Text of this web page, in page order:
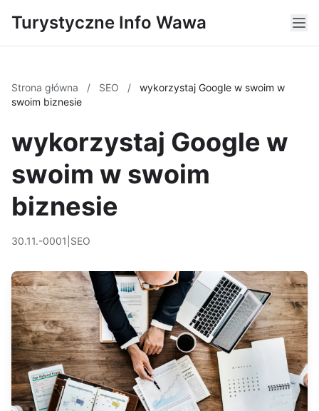
Turystyczne Info Wawa
Strona główna / SEO /
wykorzystaj Google w swoim w
swoim biznesie
wykorzystaj Google w
swoim w swoim
biznesie
30.11.-0001 SEO